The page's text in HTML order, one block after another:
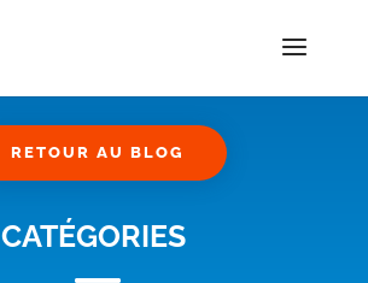
RETOUR AU BLOG
CATÉGORIES